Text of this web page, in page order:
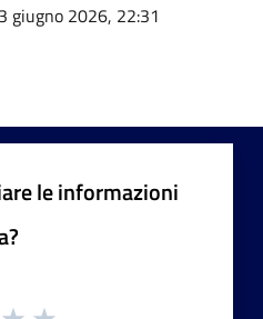
giugno 2026, 22:31
le informazioni